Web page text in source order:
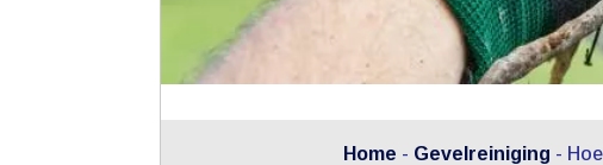
Home - Gevelreiniging -